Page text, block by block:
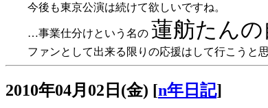
今後も東京公演は続けて欲しいですね。
…事業仕分けという名の 蓮舫たんの
ファンとして出来る限りの応援はして行こうと思
2010年04月02日(金) [n年日記]